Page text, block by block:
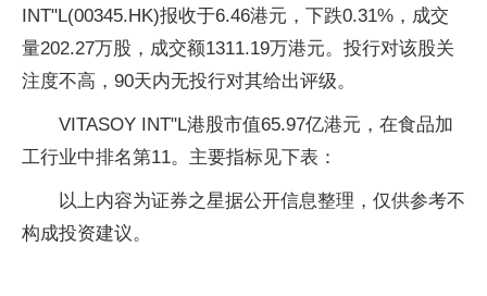
INT"L(00345.HK)报收于6.46港元，下跌0.31%，成交
量202.27万股，成交额1311.19万港元。投行对该股关
注度不高，90天内无投行对其给出评级。
VITASOY INT"L港股市值65.97亿港元，在食品加
工行业中排名第11。主要指标见下表：
以上内容为证券之星据公开信息整理，仅供参考不
构成投资建议。